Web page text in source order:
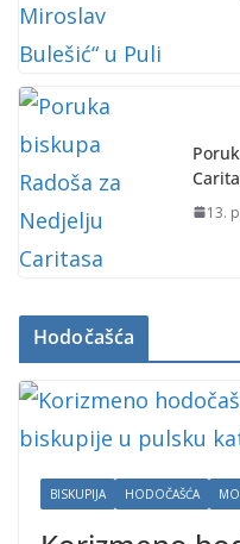
13.
Hodočašća
BISKUPIJA HODOČAŠĆA